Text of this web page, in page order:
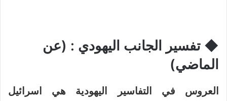
◆ تفسير الجانب اليهودي : (عن
الماضي)
العروس في التفاسير اليهودية هي اسرائيل